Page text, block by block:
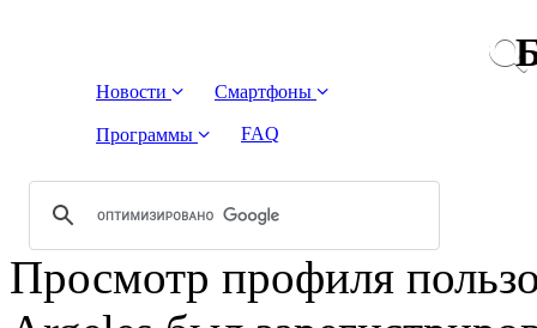
Новости Смартфоны
Программы FAQ
Просмотр профиля